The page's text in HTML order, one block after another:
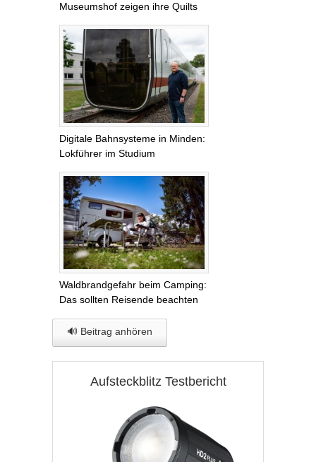
Museumshof zeigen ihre Quilts
Digitale Bahnsysteme in Minden:
Lokführer im Studium
Waldbrandgefahr beim Camping:
Das sollten Reisende beachten
🔊 Beitrag anhören
Aufsteckblitz Testbericht